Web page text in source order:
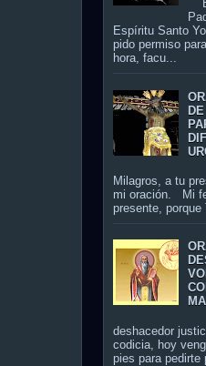
Espíritu Santo
pido permiso
hora, facu...
Milagros, a tu
mi oración. Mi
presente,
deshacedor
codicia, hoy
pies para pedirte